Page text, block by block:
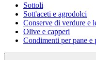
Sottoli
Sott'aceti e agrodolci
Conserve di verdure e
Olive e capperi
Condimenti per pane e